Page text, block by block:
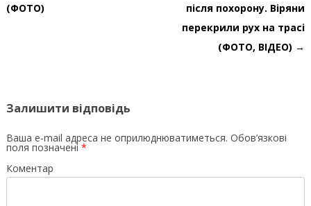
(ФОТО)
після похорону. Віряни
перекрили рух на трасі
(ФОТО, ВІДЕО) →
Залишити відповідь
Ваша e-mail адреса не оприлюднюватиметься. Обов’язкові
поля позначені *
Коментар